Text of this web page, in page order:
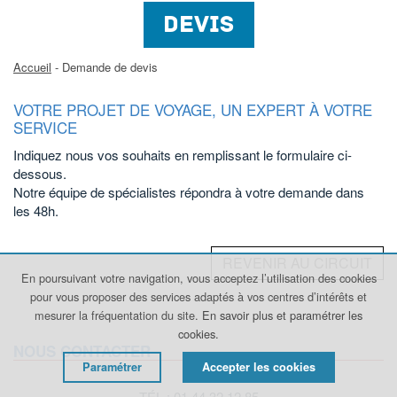
DEVIS
Accueil - Demande de devis
VOTRE PROJET DE VOYAGE, UN EXPERT À VOTRE
SERVICE
Indiquez nous vos souhaits en remplissant le formulaire ci-
dessous.
Notre équipe de spécialistes répondra à votre demande dans
les 48h.
NOUS CONTACTER
En poursuivant votre navigation, vous acceptez l’utilisation des cookies
pour vous proposer des services adaptés à vos centres d’intérêts et
mesurer la fréquentation du site. En savoir plus et paramétrer les
cookies.
Paramétrer Accepter les cookies